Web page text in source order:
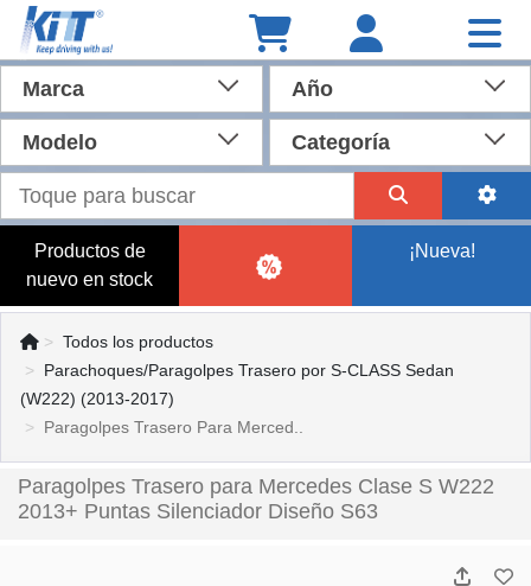
Marca Año
Modelo Categoría
Productos de
nuevo en stock
¡Nueva!
Todos los productos
Parachoques/Paragolpes Trasero por S-CLASS Sedan
(W222) (2013-2017)
Paragolpes Trasero Para Merced..
Paragolpes Trasero para Mercedes Clase S W222
2013+ Puntas Silenciador Diseño S63